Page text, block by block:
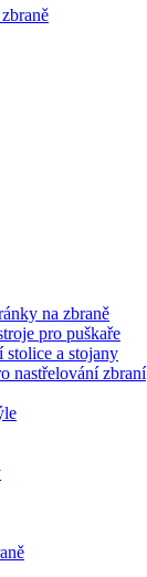
na zbraně
pro puškaře
stolice a stojany
nastřelování zbraní